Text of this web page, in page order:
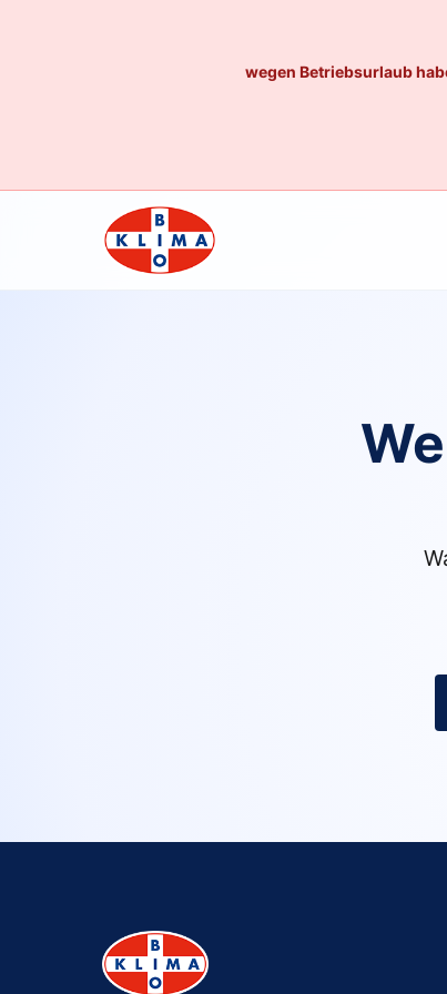
wegen Betriebsurlaub